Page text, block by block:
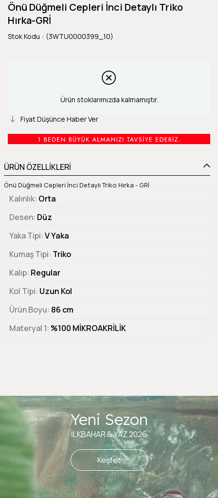
Önü Düğmeli Cepleri İnci Detaylı Triko
Hırka-GRİ
Stok Kodu (3WTU0000399_10)
Ürün stoklarımızda kalmamıştır.
Fiyat Düşünce Haber Ver
ÜRÜN ÖZELLİKLERİ
Önü Düğmeli Cepleri İnci Detaylı Triko Hırka - GRİ
Kalınlık Orta
Desen Düz
Yaka Tipi V Yaka
Kumaş Tipi Triko
Kalıp Regular
Kol Tipi Uzun Kol
Ürün Boyu 86 cm
Materyal 1 %100 MİKROAKRİLİK
Yeni Sezon
İLKBAHAR & YAZ 2026
Keşfet